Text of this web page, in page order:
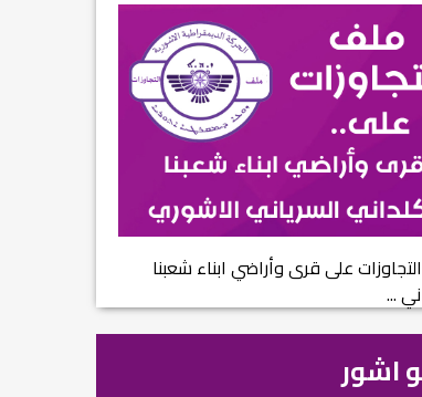
على قرى وأراضي ابناء شعبنا
...
اشور